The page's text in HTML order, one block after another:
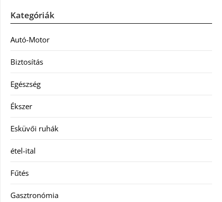
Kategóriák
Autó-Motor
Biztosítás
Egészség
Ékszer
Esküvői ruhák
étel-ital
Fűtés
Gasztronómia